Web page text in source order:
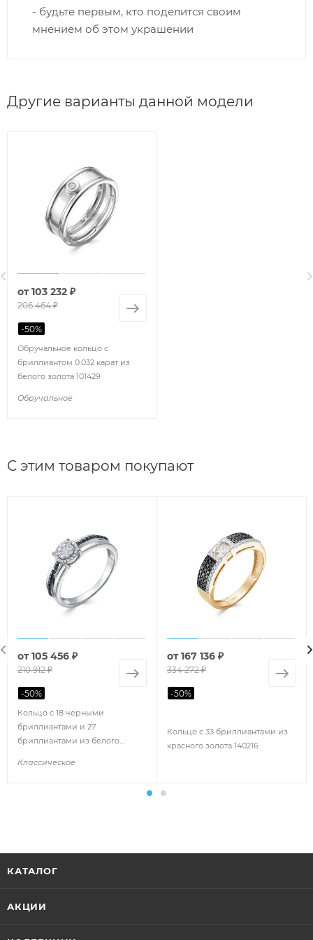
- будьте первым, кто поделится своим
мнением об этом украшении
Другие варианты данной модели
Обручальное кольцо с
бриллиантом 0.032 карат из
белого золота 101429
Обручальное
от103 232 ₽
206 464 ₽
-50%
С этим товаром покупают
Кольцо с 18 черными
бриллиантами и 27
бриллиантами из белого
Классическое
от105 456 ₽
210 912 ₽
-50%
Кольцо с 33 бриллиантами из
красного золота 140216
от167 136 ₽
334 272 ₽
-50%
КАТАЛОГ
АКЦИИ